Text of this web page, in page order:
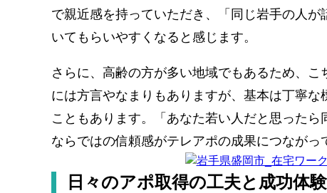
で親近感を持っていただき、「同じ岩手の人
いてもらいやすくなると感じます。
さらに、高齢の方が多い地域でもあるため、
には方言やなまりもありますが、基本は丁寧
こともあります。「あなた若い人だと思った
ならではの信頼感がテレアポの成果につながっ
日々のアポ取得の工夫と成功体験